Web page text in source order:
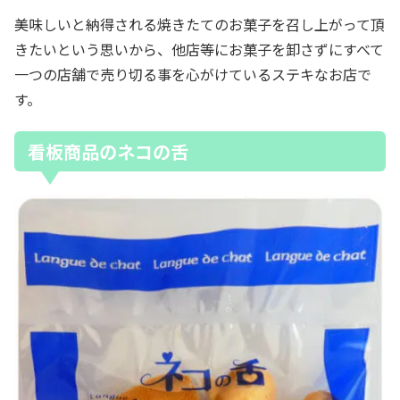
美味しいと納得される焼きたてのお菓子を召し上がって頂
きたいという思いから、他店等にお菓子を卸さずにすべて
一つの店舗で売り切る事を心がけているステキなお店で
す。
看板商品のネコの舌